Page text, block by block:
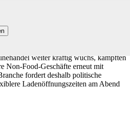
weiter kräftig wuchs, kämpften
Non-Food-Geschäfte erneut mit
fordert deshalb politische
Ladenöffnungszeiten am Abend